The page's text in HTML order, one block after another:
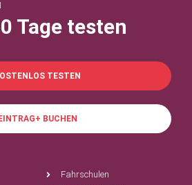
Tage testen
TESTEN
EINTRAG+ BUCHEN
Fahrschulen